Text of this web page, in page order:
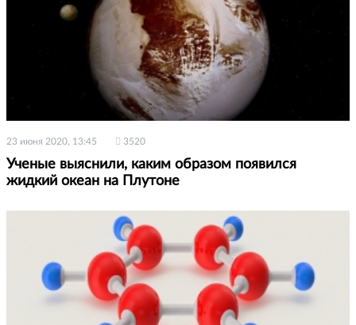
23 июня 2020, 13:45 3520
Ученые выяснили, каким образом появился
жидкий океан на Плутоне